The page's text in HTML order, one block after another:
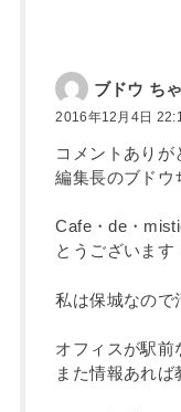
ブドウ ち
2016年12月4日
コメントありが
編集長のブドウ
Cafe・de・
とうございます
私は保城なので
オフィスが駅前
また情報あれば